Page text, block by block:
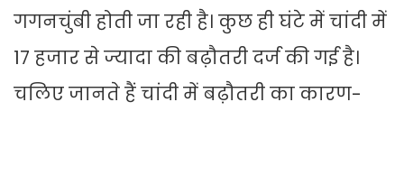
गगनचुंबी होती जा रही है। कुछ ही घंटे में चांदी में
17 हजार से ज्यादा की बढ़ौतरी दर्ज की गई है।
चलिए जानते हैं चांदी में बढ़ौतरी का कारण-